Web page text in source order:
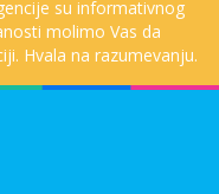
su informativnog
molimo Vas da
Hvala na razumevanju.